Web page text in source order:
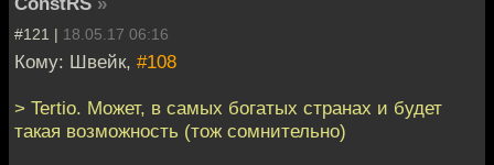
#121 | 18.05.17 06:16
Кому: Швейк, #108
> Tertio. Может, в самых богатых странах и будет
такая возможность (тож сомнительно)